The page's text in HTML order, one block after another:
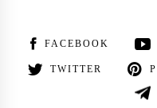
FACEBOOK
TWITTER